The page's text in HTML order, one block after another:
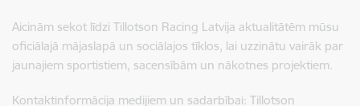
Aicinām sekot līdzi Tillotson Racing Latvija aktualitātēm mūsu
oficiālajā mājaslapā un sociālajos tīklos, lai uzzinātu vairāk par
jaunajiem sportistiem, sacensībām un nākotnes projektiem.
Kontaktinformācija medijiem un sadarbībai: Tillotson